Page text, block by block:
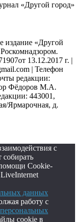
«Другой город»
издание «Другой
13.12.2017 г. |
| Телефон
редакции:
Фёдоров М.А.
443001,
Ярмарочная, д.
с
Cookie-
данных
работу с
cookie в